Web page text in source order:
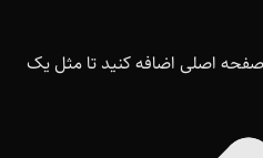
اصلی اضافه کنید تا مثل یک